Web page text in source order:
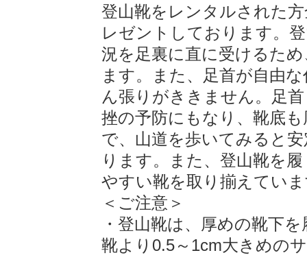
登山靴をレンタルされた
レゼントしております。
況を足裏に直に受けるた
ます。また、足首が自由
ん張りがききません。足
挫の予防にもなり、靴底
で、山道を歩いてみると
ります。また、登山靴を
やすい靴を取り揃えてい
＜ご注意＞
・登山靴は、厚めの靴下
靴より0.5～1cm大きめの